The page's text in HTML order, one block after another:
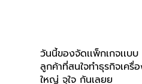
วันนี้ของจัดเเพ็กเกจเเ
ลูกค้าที่สนใจทำธุรกิจเครื่
ใหญ่ จุใจ กันเลยย